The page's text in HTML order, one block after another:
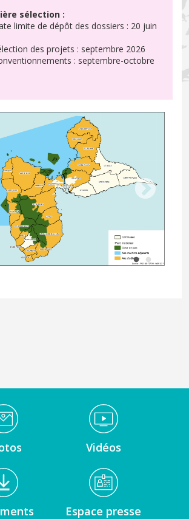
sélection :
limite de dépôt des dossiers : 20 juin
projets : septembre 2026
: septembre-octobre
Vidéos
Espace presse